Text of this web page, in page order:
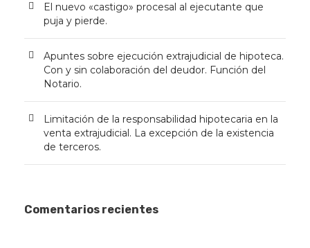
El nuevo «castigo» procesal al ejecutante que
puja y pierde.
Apuntes sobre ejecución extrajudicial de hipoteca.
Con y sin colaboración del deudor. Función del
Notario.
Limitación de la responsabilidad hipotecaria en la
venta extrajudicial. La excepción de la existencia
de terceros.
Comentarios recientes